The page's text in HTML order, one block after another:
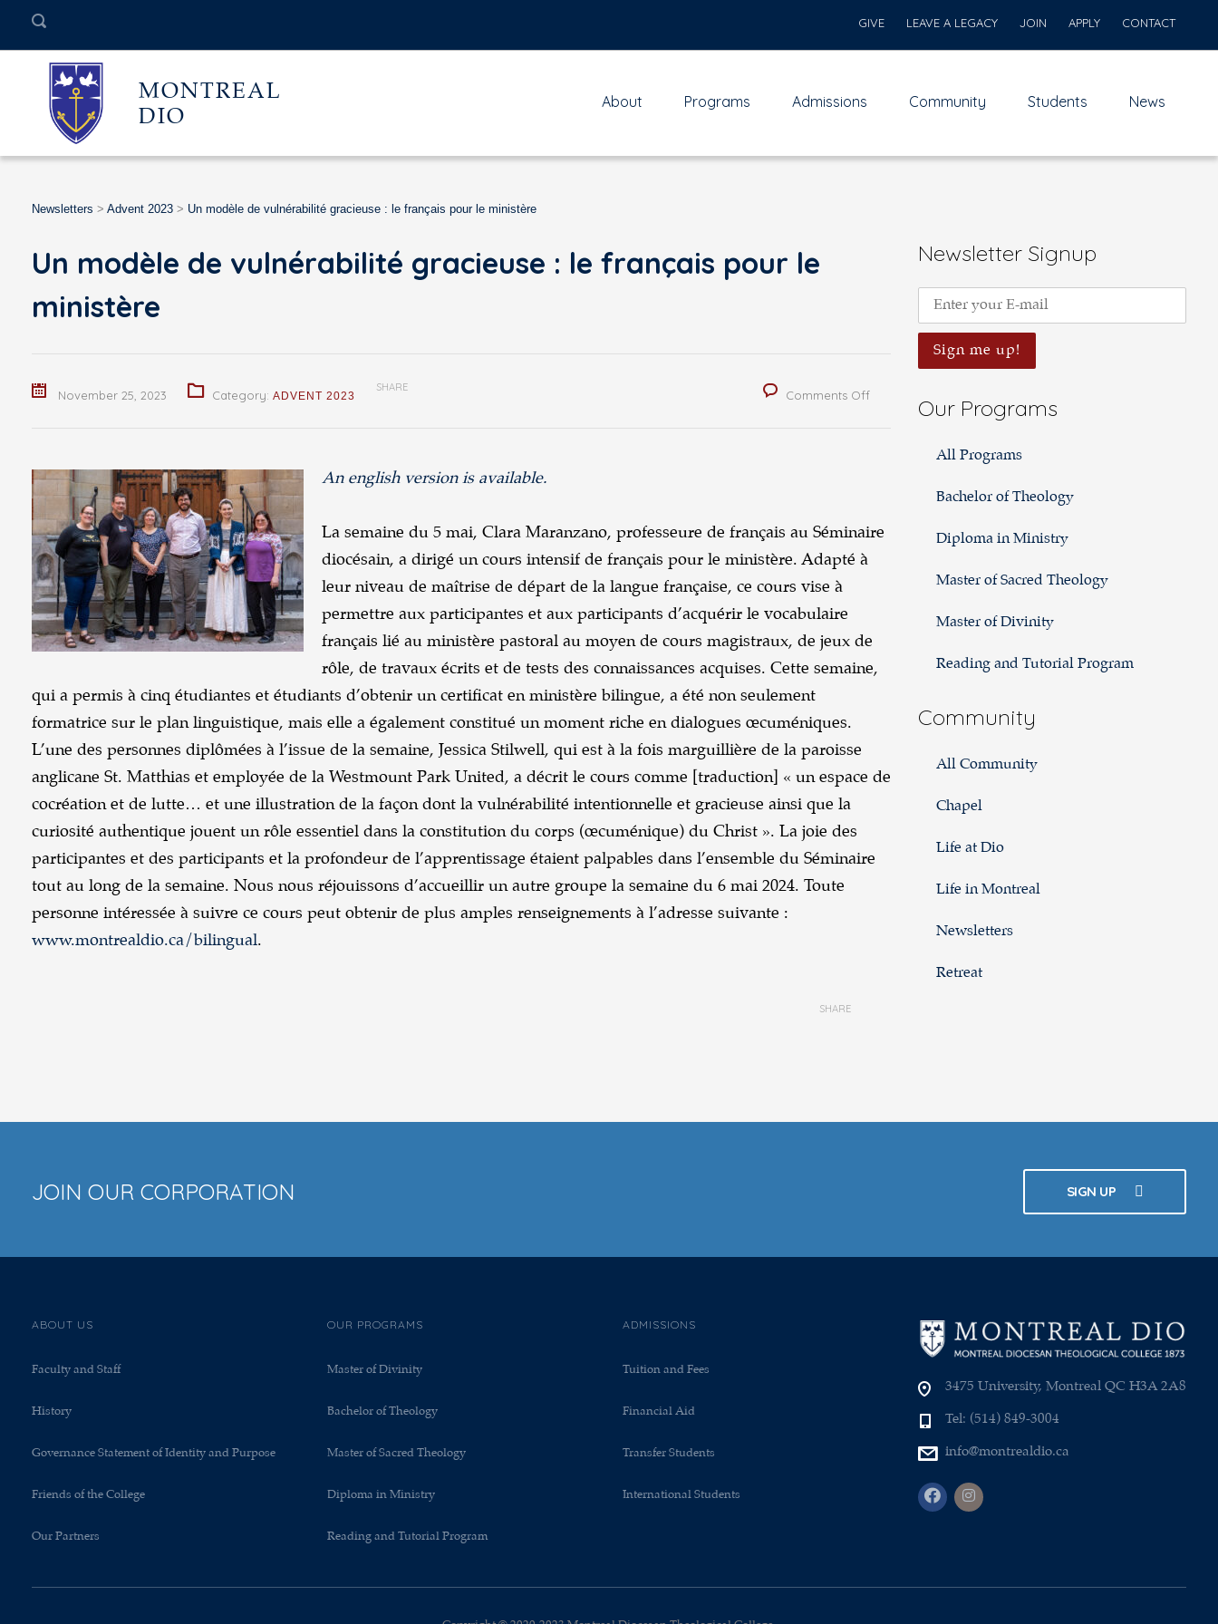
GIVE LEAVE A LEGACY JOIN APPLY CONTACT
MONTREAL
DIO
About Programs Admissions Community Students News
Newsletters > Advent 2023 > Un modèle de vulnérabilité gracieuse : le français pour le ministère
Un modèle de vulnérabilité gracieuse : le français pour le
ministère
November 25, 2023 Category: ADVENT 2023
SHARE
Comments Offon
vulnérabilité
gracieuse
pour
le
An english version is available.
La semaine du 5 mai, Clara Maranzano, professeure de français au Séminaire
diocésain, a dirigé un cours intensif de français pour le ministère. Adapté à
leur niveau de maîtrise de départ de la langue française, ce cours vise à
permettre aux participantes et aux participants d’acquérir le vocabulaire
français lié au ministère pastoral au moyen de cours magistraux, de jeux de
rôle, de travaux écrits et de tests des connaissances acquises. Cette semaine,
qui a permis à cinq étudiantes et étudiants d’obtenir un certificat en ministère bilingue, a été non seulement
formatrice sur le plan linguistique, mais elle a également constitué un moment riche en dialogues œcuméniques.
L’une des personnes diplômées à l’issue de la semaine, Jessica Stilwell, qui est à la fois marguillière de la paroisse
anglicane St. Matthias et employée de la Westmount Park United, a décrit le cours comme [traduction] « un espace de
cocréation et de lutte… et une illustration de la façon dont la vulnérabilité intentionnelle et gracieuse ainsi que la
curiosité authentique jouent un rôle essentiel dans la constitution du corps (œcuménique) du Christ ». La joie des
participantes et des participants et la profondeur de l’apprentissage étaient palpables dans l’ensemble du Séminaire
tout au long de la semaine. Nous nous réjouissons d’accueillir un autre groupe la semaine du 6 mai 2024. Toute
personne intéressée à suivre ce cours peut obtenir de plus amples renseignements à l’adresse suivante :
www.montrealdio.ca/bilingual.
SHARE
Newsletter Signup
Our Programs
All Programs
Bachelor of Theology
Diploma in Ministry
Master of Sacred Theology
Master of Divinity
Reading and Tutorial Program
Community
All Community
Chapel
Life at Dio
Life in Montreal
Newsletters
Retreat
JOIN OUR CORPORATION SIGN UP
ABOUT US
Faculty and Staff
History
Governance Statement of Identity and Purpose
Friends of the College
Our Partners
OUR PROGRAMS
Master of Divinity
Bachelor of Theology
Master of Sacred Theology
Diploma in Ministry
Reading and Tutorial Program
ADMISSIONS
Tuition and Fees
Financial Aid
Transfer Students
International Students
3475 University, Montreal QC H3A 2A8
Tel: (514) 849-3004
info@montrealdio.ca